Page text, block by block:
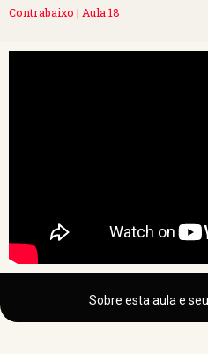
Contrabaixo | Aula 18
Sobre esta aula e